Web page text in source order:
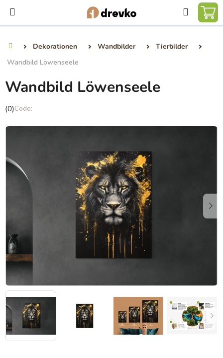
Inhalt
springen
Suchen
Dekorationen Wandbilder
Tierbilder
Wandbild Löwenseele
Wandbild Löwenseele
Die
Produktbewertung
von
Sternen.
(0)